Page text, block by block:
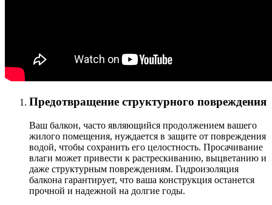
Предотвращение структурного повреждения
Ваш балкон, часто являющийся продолжением вашего
жилого помещения, нуждается в защите от повреждения
водой, чтобы сохранить его целостность. Просачивание
влаги может привести к растрескиванию, выцветанию и
даже структурным повреждениям. Гидроизоляция
балкона гарантирует, что ваша конструкция останется
прочной и надежной на долгие годы.